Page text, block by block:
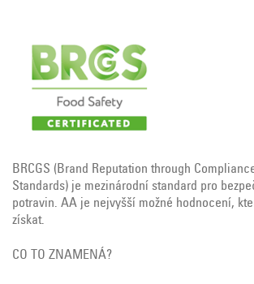
BRCGS (Brand Reputation through
Standards) je mezinárodní standard pro
potravin. AA je nejvyšší možné hodnocení,
získat.
CO TO ZNAMENÁ?